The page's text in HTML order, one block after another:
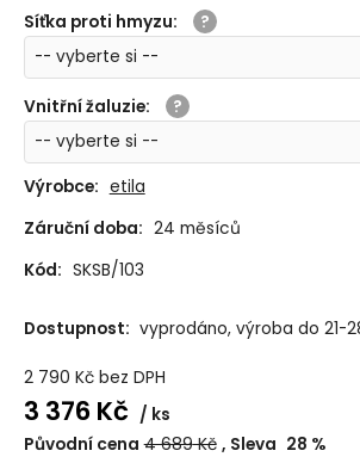
Síťka proti hmyzu:
Vnitřní žaluzie:
Výrobce: etila
Záruční doba: 24 měsíců
Kód: SKSB/103
Dostupnost: vyprodáno, výroba do 21-
2 790 Kč bez DPH
3 376 Kč
ks
Původní cena 4 689Kč Sleva 28 %